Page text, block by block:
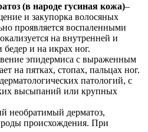
(в народе гусиная кожа)–
и закупорка волосяных
проявляется воспаленными
на внутренней и
и на икрах ног.
эпидермиса с выраженным
на пятках, стопах, пальцах ног.
патологий, с
высыпаний или крупных
необратимый дерматоз,
происхождения. При